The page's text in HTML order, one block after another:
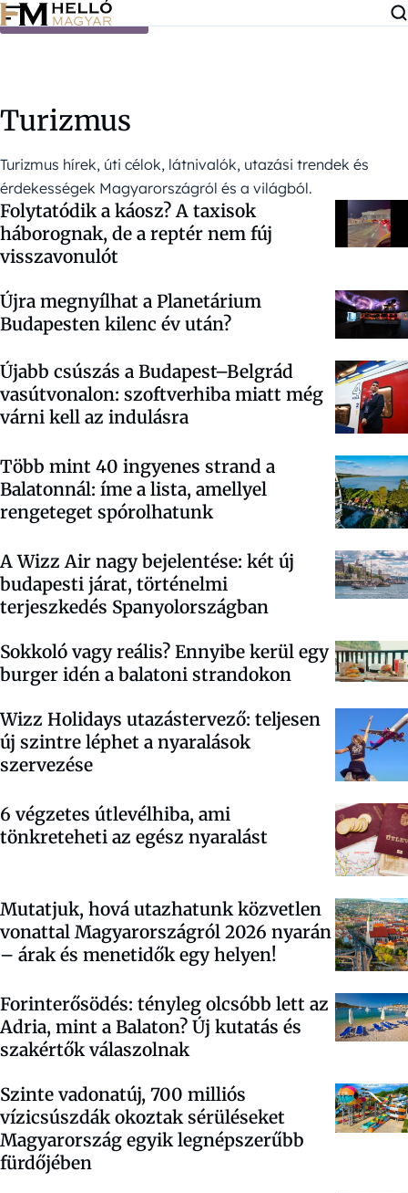
Ugrás a tartalomra
Turizmus
Turizmus hírek, úti célok, látnivalók, utazási trendek és
érdekességek Magyarországról és a világból.
Folytatódik a káosz? A taxisok
háborognak, de a reptér nem fúj
visszavonulót
Újra megnyílhat a Planetárium
Budapesten kilenc év után?
Újabb csúszás a Budapest–Belgrád
vasútvonalon: szoftverhiba miatt még
várni kell az indulásra
Több mint 40 ingyenes strand a
Balatonnál: íme a lista, amellyel
rengeteget spórolhatunk
A Wizz Air nagy bejelentése: két új
budapesti járat, történelmi
terjeszkedés Spanyolországban
Sokkoló vagy reális? Ennyibe kerül egy
burger idén a balatoni strandokon
Wizz Holidays utazástervező: teljesen
új szintre léphet a nyaralások
szervezése
6 végzetes útlevélhiba, ami
tönkreteheti az egész nyaralást
Mutatjuk, hová utazhatunk közvetlen
vonattal Magyarországról 2026 nyarán
– árak és menetidők egy helyen!
Forinterősödés: tényleg olcsóbb lett az
Adria, mint a Balaton? Új kutatás és
szakértők válaszolnak
Szinte vadonatúj, 700 milliós
vízicsúszdák okoztak sérüléseket
Magyarország egyik legnépszerűbb
fürdőjében